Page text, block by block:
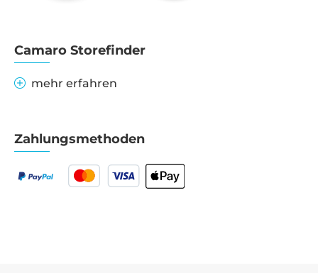
Camaro Storefinder
mehr erfahren
Zahlungsmethoden